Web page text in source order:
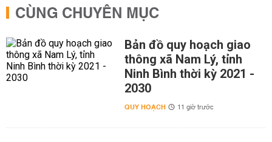
CÙNG CHUYÊN MỤC
Bản đồ quy hoạch giao
thông xã Nam Lý, tỉnh
Ninh Bình thời kỳ 2021 -
2030
QUY HOẠCH 11 giờ trước